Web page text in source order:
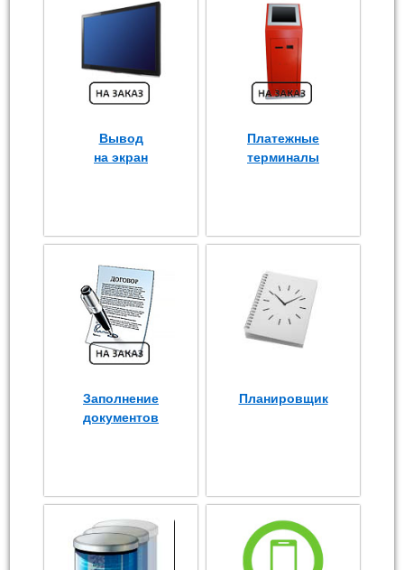
Вывод
на экран
Платежные
терминалы
Заполнение
документов
Планировщик